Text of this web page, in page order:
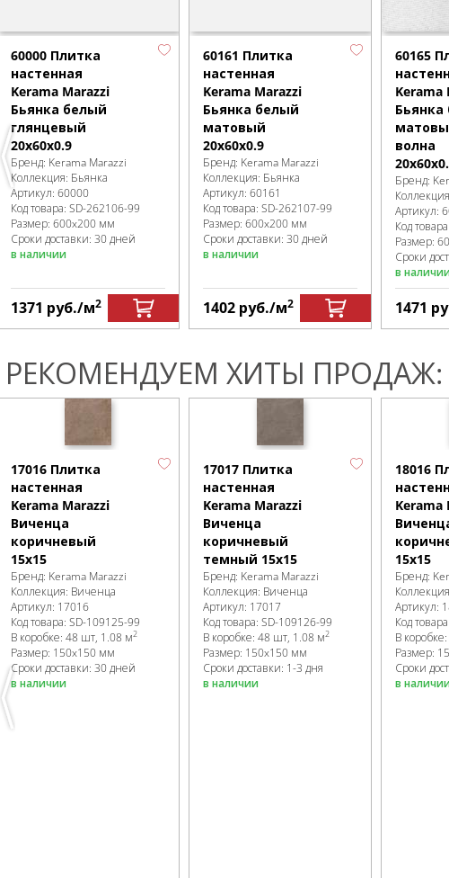
60000 Плитка
настенная
Kerama Marazzi
Бьянка белый
глянцевый
20x60x0.9
Бренд: Kerama Marazzi
Коллекция: Бьянка
Артикул: 60000
Код товара: SD-262106-99
Размер: 600x200 мм
Сроки доставки: 30 дней
в наличии
1371 руб./м2
60161 Плитка
настенная
Kerama Marazzi
Бьянка белый
матовый
20x60x0.9
Бренд: Kerama Marazzi
Коллекция: Бьянка
Артикул: 60161
Код товара: SD-262107-99
Размер: 600x200 мм
Сроки доставки: 30 дней
в наличии
1402 руб./м2
60165
Kerama
Бьянка
волна
Бренд:
Артикул:
Код товара:
Размер:
Сроки
в наличии
1471
РЕКОМЕНДУЕМ ХИТЫ ПРОДАЖ:
17016 Плитка
настенная
Kerama Marazzi
Виченца
коричневый
15х15
Бренд: Kerama Marazzi
Коллекция: Виченца
Артикул: 17016
Код товара: SD-109125-99
В коробке: 48 шт, 1.08 м2
Размер: 150x150 мм
Сроки доставки: 30 дней
в наличии
17017 Плитка
настенная
Kerama Marazzi
Виченца
коричневый
темный 15х15
Бренд: Kerama Marazzi
Коллекция: Виченца
Артикул: 17017
Код товара: SD-109126-99
В коробке: 48 шт, 1.08 м2
Размер: 150x150 мм
Сроки доставки: 1-3 дня
в наличии
18016
Kerama
15х15
Бренд:
Артикул:
Код товара:
В коробке:
Размер:
Сроки
в наличии